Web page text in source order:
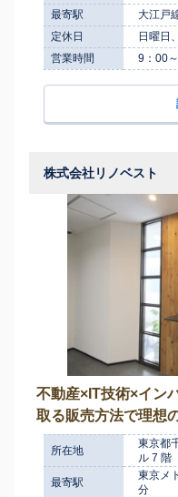
最寄駅
大江戸
定休日
日曜日
営業時間
9：00
株式会社リノベスト
不動産×IT技術×イン
取る販売方法で理想
所在地
東京都
ル 7 階
最寄駅
東京メ
分